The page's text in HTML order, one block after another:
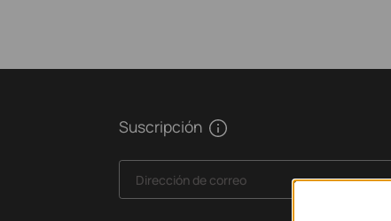
Suscripción
Dirección de correo